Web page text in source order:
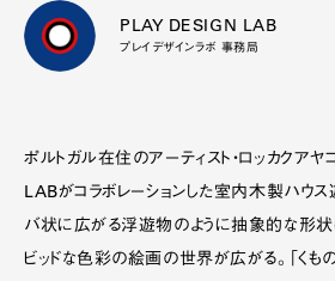
PLAY DESIGN LAB
プレイデザインラボ 事務局
ポルトガル在住のアーティスト・ロッカクア
LABがコラボレーションした室内木製ハウス
バ状に広がる浮遊物のように抽象的な形状
ビッドな色彩の絵画の世界が広がる。「くも